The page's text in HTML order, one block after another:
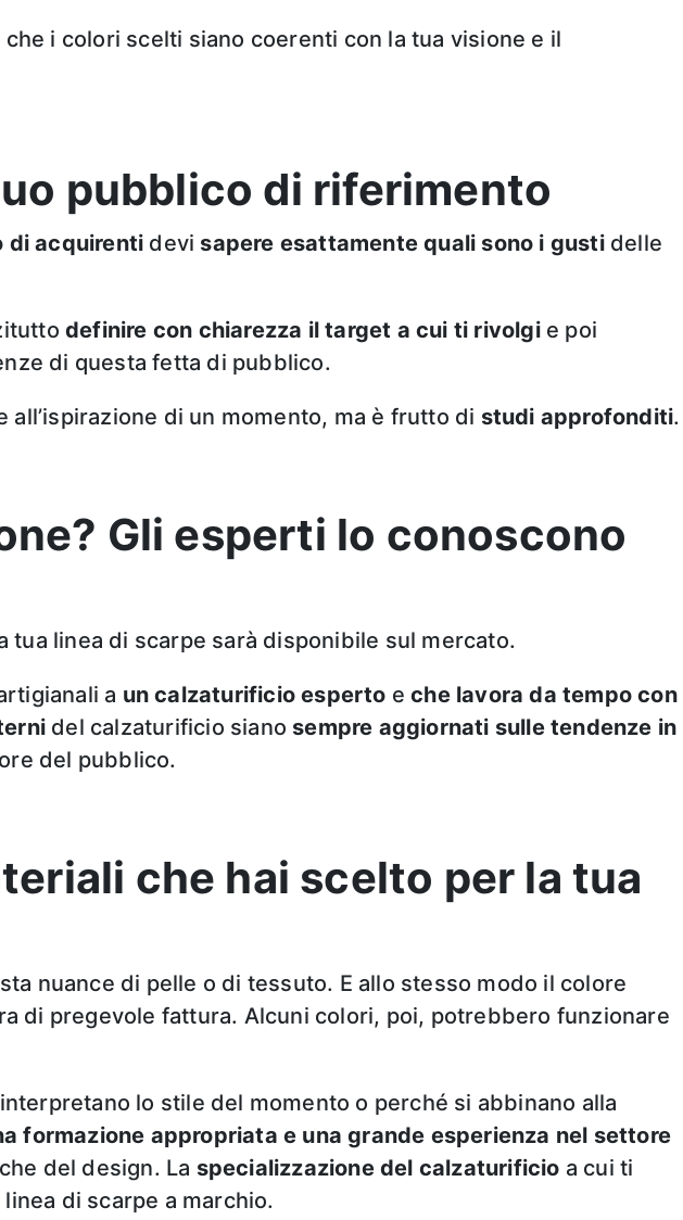
i colori scelti siano coerenti con la tua visione e il
pubblico di riferimento
di acquirenti devi sapere esattamente quali sono i gustidelle
definire con chiarezza il target a cui ti rivolgie poi
di questa fetta di pubblico.
di un momento, ma è frutto di studi approfonditi.
Gli esperti lo conoscono
tua linea di scarpe sarà disponibile sul mercato.
a un calzaturificio esperto eche lavora da tempo con
del calzaturificio siano sempre aggiornati sulle tendenze in
del pubblico.
che hai scelto per la tua
nuance di pelle o di tessuto. E allo stesso modo il colore
di pregevole fattura. Alcuni colori, poi, potrebbero funzionare
lo stile del momento o perché si abbinano alla
formazione appropriata e una grande esperienza nel settore
del design. La specializzazione del calzaturificio a cui ti
di scarpe a marchio.